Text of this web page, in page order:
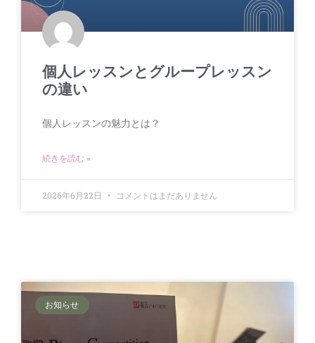
個人レッスンとグループレッスン
の違い
個人レッスンの魅力とは？
続きを読む »
2026年6月22日 コメントはまだありません
お知らせ